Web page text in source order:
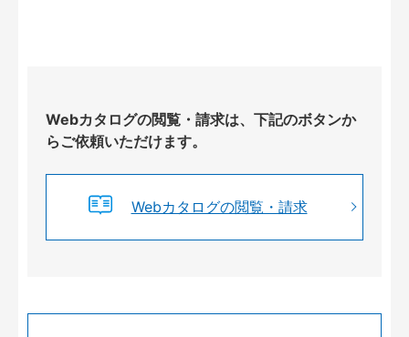
Webカタログの閲覧・請求は、下記のボタンか
らご依頼いただけます。
Webカタログの閲覧・請求